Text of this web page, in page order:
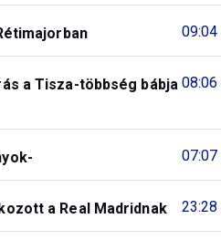
09:04
08:06
a Tisza-többség bábja
07:07
23:28
a Real Madridnak